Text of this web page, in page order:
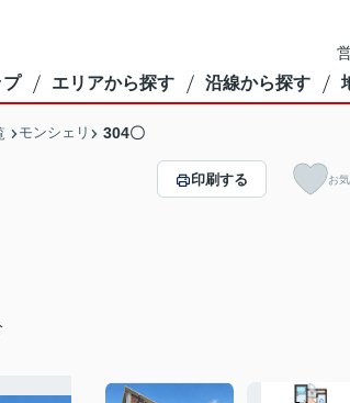
プ エリアから探す 沿線から探す
モンシェリ 304〇
印刷する お